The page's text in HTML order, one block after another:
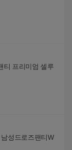
티 프리미엄 셀루
성드로즈팬티W